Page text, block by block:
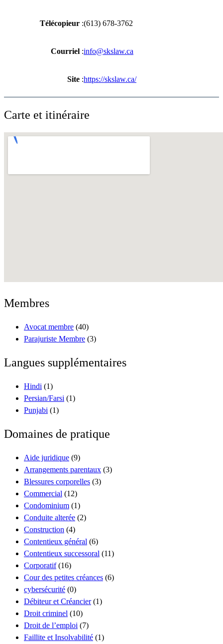
Télécopieur :(613) 678-3762
Courriel :info@skslaw.ca
Site :https://skslaw.ca/
Carte et itinéraire
Membres
Avocat membre (40)
Parajuriste Membre (3)
Langues supplémentaires
Hindi (1)
Persian/Farsi (1)
Punjabi (1)
Domaines de pratique
Aide juridique (9)
Arrangements parentaux (3)
Blessures corporelles (3)
Commercial (12)
Condominium (1)
Conduite alterée (2)
Construction (4)
Contentieux général (6)
Contentieux successoral (11)
Corporatif(16)
Cour des petites créances (6)
cybersécurité (0)
Débiteur et Créancier(1)
Droit criminel (10)
Droit de l’emploi (7)
Faillite et Insolvabilité (1)